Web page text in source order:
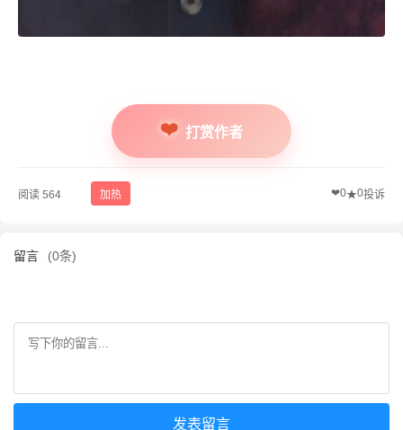
打赏作者
阅读 564 加热 ❤0★0投诉
留言 (0条)
发表留言